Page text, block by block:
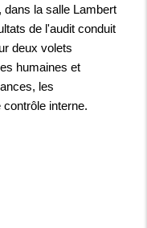
la salle Lambert
de l'audit conduit
deux volets
humaines et
les
interne.